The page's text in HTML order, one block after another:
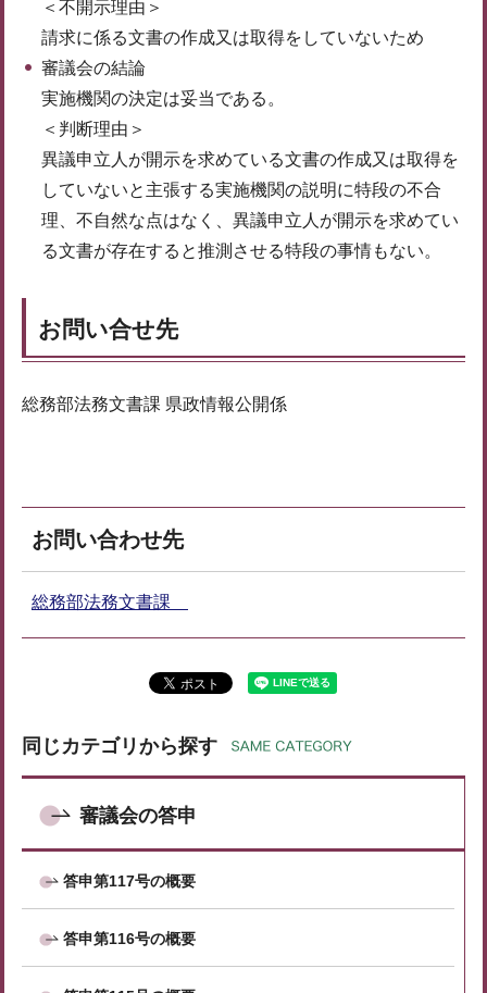
＜不開示理由＞
請求に係る文書の作成又は取得をしていないため
審議会の結論
実施機関の決定は妥当である。
＜判断理由＞
異議申立人が開示を求めている文書の作成又は取得を
していないと主張する実施機関の説明に特段の不合
理、不自然な点はなく、異議申立人が開示を求めてい
る文書が存在すると推測させる特段の事情もない。
お問い合せ先
総務部法務文書課 県政情報公開係
お問い合わせ先
総務部法務文書課
同じカテゴリから探す
審議会の答申
答申第117号の概要
答申第116号の概要